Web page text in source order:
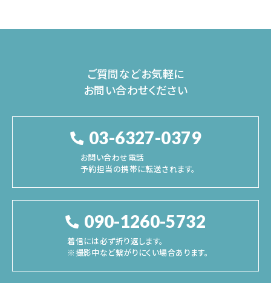
ご質問などお気軽に
お問い合わせください
03-6327-0379
お問い合わせ電話
予約担当の携帯に転送されます。
090-1260-5732
着信には必ず折り返します。
※撮影中など繋がりにくい場合あります。